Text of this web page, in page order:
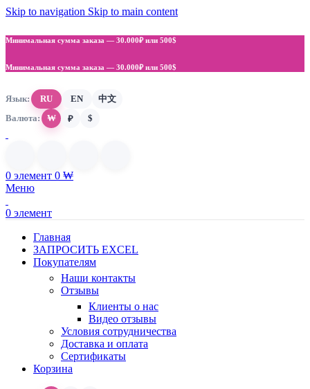
Skip to navigation Skip to main content
Минимальная сумма заказа — 30.000₽ или 500$
Минимальная сумма заказа — 30.000₽ или 500$
Язык: RU EN
中文
Валюта:
₩ ₽ $
0 элемент 0 ₩
Меню
0 элемент
Главная
ЗАПРОСИТЬ EXCEL
Покупателям
Наши контакты
Отзывы
Клиенты о нас
Видео отзывы
Условия сотрудничества
Доставка и оплата
Сертификаты
Корзина